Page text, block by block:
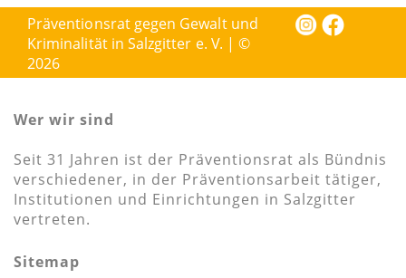
Präventionsrat gegen Gewalt und
Kriminalität in Salzgitter e. V. | ©
2026
Wer wir sind
Seit 31 Jahren ist der Präventionsrat als Bündnis
verschiedener, in der Präventionsarbeit tätiger,
Institutionen und Einrichtungen in Salzgitter
vertreten.
Sitemap